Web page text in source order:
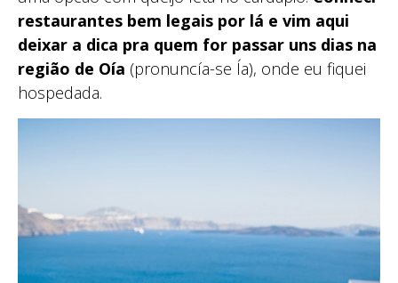
restaurantes bem legais por lá e vim aqui
deixar a dica pra quem for passar uns dias na
região de Oía (pronuncía-se Ía), onde eu fiquei
hospedada.